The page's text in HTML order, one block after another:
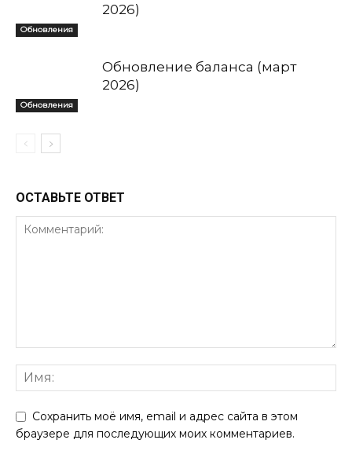
Обновления
2026)
Обновления
Обновление баланса (март
2026)
ОСТАВЬТЕ ОТВЕТ
Сохранить моё имя, email и адрес сайта в этом
браузере для последующих моих комментариев.